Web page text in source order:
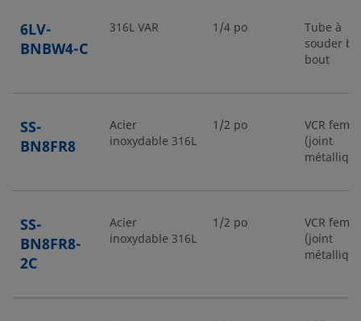
6LV-
BNBW4-C
316L VAR 1/4 po
Tube à
souder
bout
SS-
BN8FR8
Acier
inoxydable 316L
1/2 po
VCR
(joint
SS-
BN8FR8-
2C
Acier
inoxydable 316L
1/2 po
VCR
(joint